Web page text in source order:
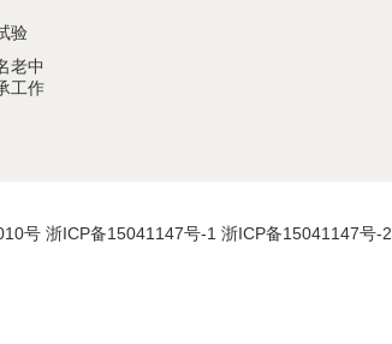
验
老中
工作
号 浙ICP备15041147号-1 浙ICP备15041147号-2